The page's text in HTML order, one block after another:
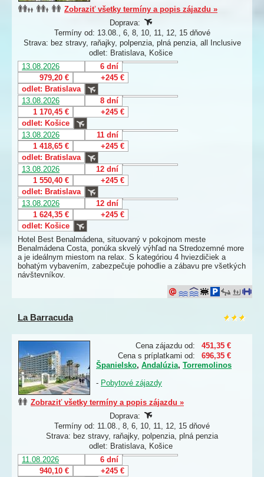
Zobraziť všetky termíny a popis zájazdu »
Doprava:
Termíny od: 13.08., 6, 8, 10, 11, 12, 15 dňové
Strava: bez stravy, raňajky, polpenzia, plná penzia, all Inclusive
odlet: Bratislava, Košice
13.08.2026
6 dní
979,20 €
+245 €
odlet: Bratislava
13.08.2026
8 dní
1 170,45 €
+245 €
odlet: Košice
13.08.2026
11 dní
1 418,65 €
+245 €
odlet: Bratislava
13.08.2026
12 dní
1 550,40 €
+245 €
odlet: Bratislava
13.08.2026
12 dní
1 624,35 €
+245 €
odlet: Košice
Hotel Best Benalmádena, situovaný v pokojnom meste
Benalmádena Costa, ponúka skvelý výhľad na Stredozemné more
a je ideálnym miestom na relax. S kategóriou 4 hviezdičiek a
bohatým vybavením, zabezpečuje pohodlie a zábavu pre všetkých
návštevníkov.
La Barracuda
Cena zájazdu od:
451,35 €
Cena s príplatkami od:
696,35 €
Španielsko, Andalúzia, Torremolinos
- Pobytové zájazdy
Zobraziť všetky termíny a popis zájazdu »
Doprava:
Termíny od: 11.08., 8, 6, 10, 11, 12, 15 dňové
Strava: bez stravy, raňajky, polpenzia, plná penzia
odlet: Bratislava, Košice
11.08.2026
6 dní
940,10 €
+245 €